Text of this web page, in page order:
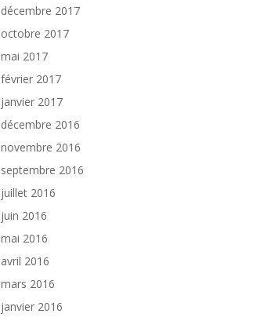
décembre 2017
octobre 2017
mai 2017
février 2017
janvier 2017
décembre 2016
novembre 2016
septembre 2016
juillet 2016
juin 2016
mai 2016
avril 2016
mars 2016
janvier 2016